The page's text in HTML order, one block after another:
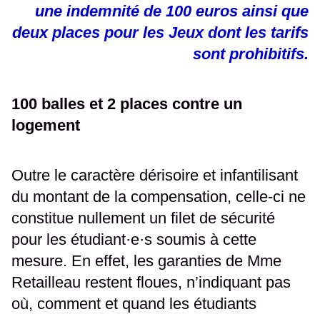
une indemnité de 100 euros ainsi que
deux places pour les Jeux dont les tarifs
sont prohibitifs.
100 balles et 2 places contre un
logement
Outre le caractère dérisoire et infantilisant
du montant de la compensation, celle-ci ne
constitue nullement un filet de sécurité
pour les étudiant·e·s soumis à cette
mesure. En effet, les garanties de Mme
Retailleau restent floues, n’indiquant pas
où, comment et quand les étudiants